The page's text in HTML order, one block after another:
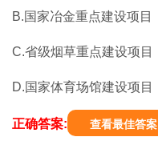
B.国家冶金重点建设项目
C.省级烟草重点建设项目
D.国家体育场馆建设项目
正确答案: 查看最佳答案